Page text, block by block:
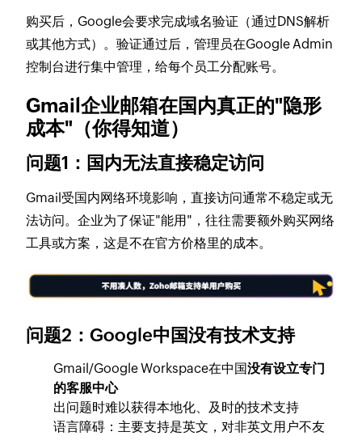
购买后，Google会要求完成域名验证（通过DNS解析
或其他方式）。验证通过后，管理员在Google Admin
控制台进行集中管理，给每个员工分配账号。
Gmail企业邮箱在国内真正的"隐形
成本"（你得知道）
问题1：国内无法直接稳定访问
Gmail受国内网络环境影响，直接访问通常不稳定或无
法访问。企业为了保证"能用"，往往需要额外购买网络
工具或方案，这是不在官方价格里的成本。
问题2：Google中国没有技术支持
Gmail/Google Workspace在中国没有设立专门
的客服中心
出问题时难以获得本地化、及时的技术支持
语言障碍：主要支持是英文，对非英文用户不友